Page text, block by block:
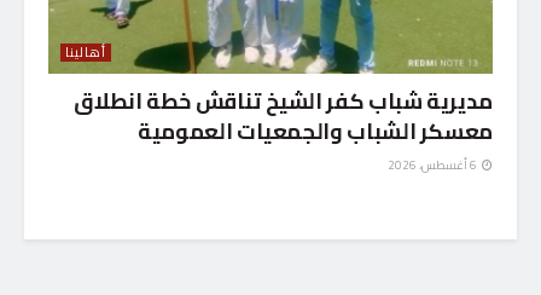
أهالينا
مديرية شباب كفر الشيخ تناقش خطة انطلاق
معسكر الشباب والجمعيات العمومية